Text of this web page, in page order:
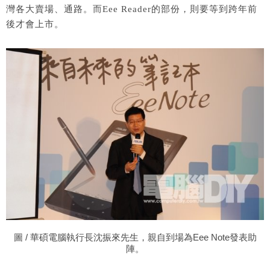
灣各大賣場、通路。而Eee Reader的部份，則要等到跨年前
後才會上市。
圖 / 華碩電腦執行長沈振來先生，親自到場為Eee Note發表助
陣。